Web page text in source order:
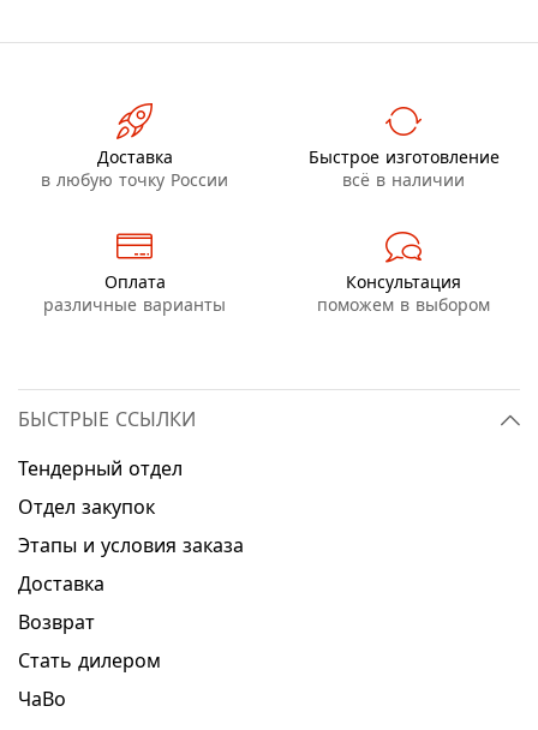
Доставка
в любую точку России
Быстрое изготовление
всё в наличии
Оплата
различные варианты
Консультация
поможем в выбором
БЫСТРЫЕ ССЫЛКИ
Тендерный отдел
Отдел закупок
Этапы и условия заказа
Доставка
Возврат
Стать дилером
ЧаВо